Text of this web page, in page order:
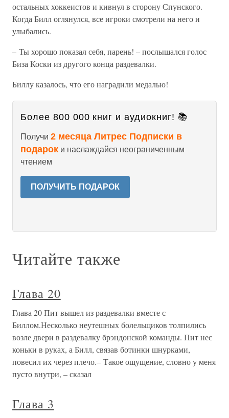
остальных хоккеистов и кивнул в сторону Спунского.
Когда Билл оглянулся, все игроки смотрели на него и
улыбались.
– Ты хорошо показал себя, парень! – послышался голос
Биза Коски из другого конца раздевалки.
Биллу казалось, что его наградили медалью!
Более 800 000 книг и аудиокниг! 📚
Получи 2 месяца Литрес Подписки в
подарок и наслаждайся неограниченным
чтением
ПОЛУЧИТЬ ПОДАРОК
Читайте также
Глава 20
Глава 20 Пит вышел из раздевалки вместе с
Биллом.Несколько неутешных болельщиков толпились
возле двери в раздевалку брэндонской команды. Пит нес
коньки в руках, а Билл, связав ботинки шнурками,
повесил их через плечо.– Такое ощущение, словно у меня
пусто внутри, – сказал
Глава 3